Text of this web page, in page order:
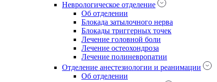
Неврологическое отделение
Об отделении
Блокада затылочного нерва
Блокады триггерных точек
Лечение головной боли
Лечение остеохондроза
Лечение полиневропатии
Отделение анестезиологии и реанимации
Об отделении